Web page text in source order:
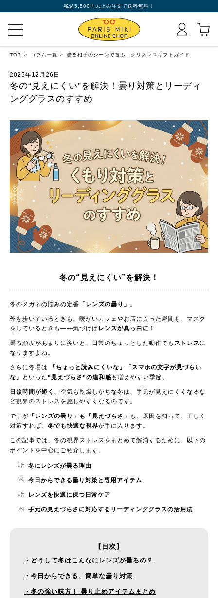
税込5,500円以上の注文で送料無料！
TOP コラム一覧 贈る相手のシーンで選ぶ、クリスマスギフトガイド
2025年12月26日
冬の“見えにくい”を解決！曇り対策とリーディ
ンググラスのすすめ
冬の“見えにくい”を解決！
冬のメガネの悩みの定番 「レンズの曇り」 。
外を歩いているときも、暖かいカフェやお店に入った瞬間も、マスク
をしているときも——気づけば レンズが真っ白に！
曇る頻度があまりに多いと、日常のちょっとした動作でも ストレス に
なりますよね。
さらに冬場は
「ちょっと読みにくいな」「スマホの文字が見づらい
な」
といった“見えづらさ”の違和感 も増えやすい季節。
日照時間が短く 、空気も乾燥しがちな冬は、手元が見えにくくなるな
ど視界のストレスを感じやすくなるのです。
ですが 「レンズの曇り」も「見えづらさ」
も、原因を知って、正しく
対策すれば、 冬でも快適な視界が手に入ります。
この記事では、冬の視界ストレスをまとめて解消するために、以下の
ポイントを中心にご紹介します。
☃ 冬にレンズが曇る理由
☃ 今日からできる曇り対策と専用アイテム
☃ レンズを快適に保つ日常ケア
☃ 手元の見えづらさに対応するリーディンググラスの活用法
【目次】
・どうして冬はこんなにレンズが曇るの？
・今日からできる、簡単な曇り対策
・冬の強い味方！ 曇り止めアイテムまとめ